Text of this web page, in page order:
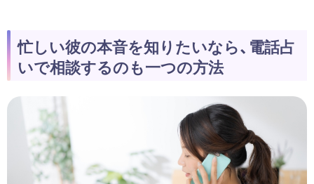
忙しい彼の本音を知りたいなら、電話占
いで相談するのも一つの方法